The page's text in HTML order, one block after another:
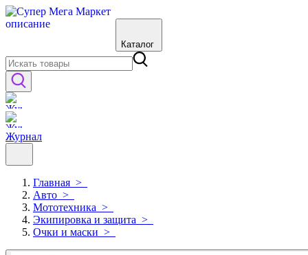
Каталог
Журнал
Главная >
Авто >
Мототехника >
Экипировка и защита >
Очки и маски >